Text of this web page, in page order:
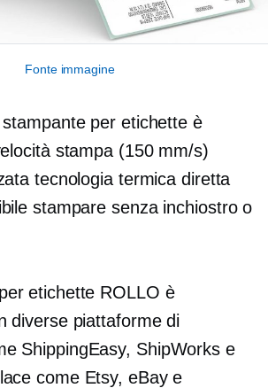
Fonte immagine
per etichette è
stampa (150 mm/s)
tecnologia termica diretta
stampare senza inchiostro o
etichette ROLLO è
diverse piattaforme di
ShippingEasy, ShipWorks e
come Etsy, eBay e